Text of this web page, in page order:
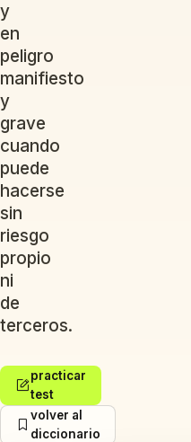
y
en
peligro
manifiesto
y
grave
cuando
puede
hacerse
sin
riesgo
propio
ni
de
terceros.
practicar
test
volver al
diccionario